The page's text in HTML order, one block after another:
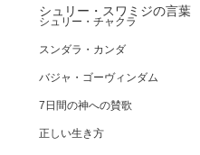
シュリー・スワミジの言葉
シュリー・チャクラ
スンダラ・カンダ
バジャ・ゴーヴィンダム
7日間の神への賛歌
正しい生き方